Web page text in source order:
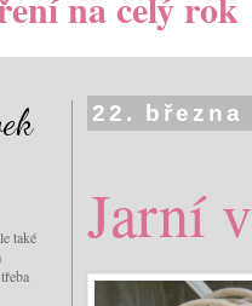
22. března
Jarní
také